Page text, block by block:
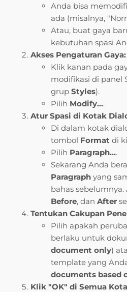
Anda bisa
ada (misalnya,
Atau, buat gaya
kebutuhan spasi
Akses Pengaturan Gaya:
Klik kanan pada
modifikasi di panel
grup Styles).
Pilih Modify….
Atur Spasi di Kotak
Di dalam kotak
tombol Format di
Pilih Paragraph….
Sekarang Anda
Paragraph yang
bahas sebelumnya.
Before, dan After
Tentukan Cakupan
Pilih apakah
berlaku untuk
document only)
template yang
documents based
Klik "OK" di Semua